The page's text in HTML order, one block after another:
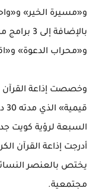
و«مسيرة الخير»
و«محراب الدعوة»
وخصصت إذاعة القرآن
السبعة لرؤية كويت
أدرجت إذاعة القرآن
يختص بالعنصر
مجتمعية.